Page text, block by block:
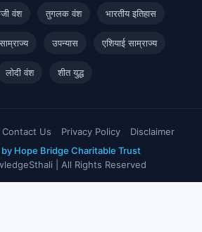
वंश तुगलक वंश भारतीय इतिहास
उपन्यास एशियाई साम्राज्य
लोदी वंश शीत युद्ध
Contact Us Privacy Policy
Disclaimer
Hope Bridge Charitable Trust
| All Rights Reserved